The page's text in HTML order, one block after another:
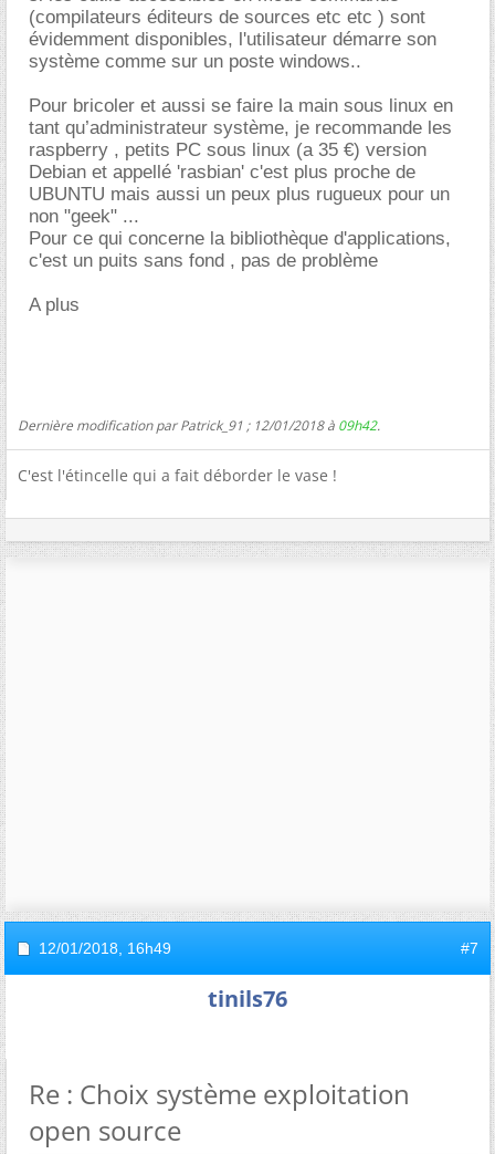
(compilateurs éditeurs de sources etc etc ) sont
évidemment disponibles, l'utilisateur démarre son
système comme sur un poste windows..
Pour bricoler et aussi se faire la main sous linux en
tant qu’administrateur système, je recommande les
raspberry , petits PC sous linux (a 35 €) version
Debian et appellé 'rasbian' c'est plus proche de
UBUNTU mais aussi un peux plus rugueux pour un
non "geek" ...
Pour ce qui concerne la bibliothèque d'applications,
c'est un puits sans fond , pas de problème
A plus
Dernière modification par Patrick_91 ; 12/01/2018 à 09h42.
C'est l'étincelle qui a fait déborder le vase !
12/01/2018, 16h49 #7
tinils76
Re : Choix système exploitation
open source